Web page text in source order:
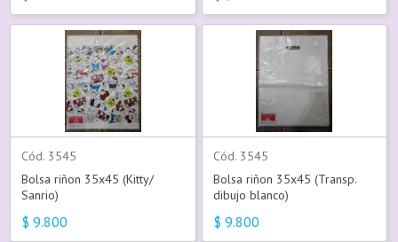
Cód. 3545
Bolsa riñon 35x45 (Kitty/
Sanrio)
$ 9.800
Cód. 3545
Bolsa riñon 35x45 (Transp.
dibujo blanco)
$ 9.800